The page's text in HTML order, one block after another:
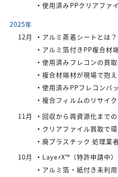
使用済みPPクリアファイル / 印刷等のある使
2025年
12月
アルミ蒸着シートとは
アルミ箔付きPP複合材端材の保管・回
使用済みフレコンの買
複合材端材が現場で抱
使用済みPPフレコンバッグ｜再
複合フィルムのリサイ
11月
回収から再資源化までの流れ ― アイ
クリアファイル買取で
廃プラスチック 処理業
10月
LayerX™（特許申請中
アルミ箔・紙付き未利用資源